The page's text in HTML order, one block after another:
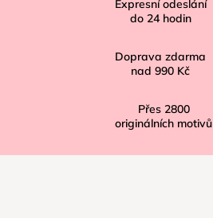
Expresní odeslání
do 24 hodin
Doprava zdarma
nad 990 Kč
Přes 2800
originálních motivů